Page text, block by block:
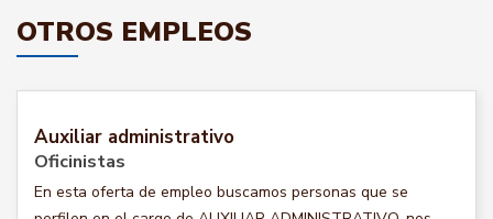
OTROS EMPLEOS
Auxiliar administrativo
Oficinistas
En esta oferta de empleo buscamos personas que se